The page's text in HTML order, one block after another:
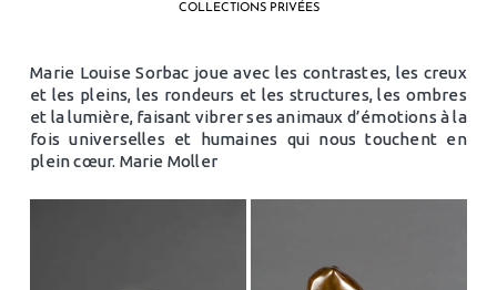
COLLECTIONS PRIVÉES
Marie Louise Sorbac joue avec les contrastes, les creux
et les pleins, les rondeurs et les structures, les ombres
et la lumière, faisant vibrer ses animaux d’émotions à la
fois universelles et humaines qui nous touchent en
plein cœur. Marie Moller